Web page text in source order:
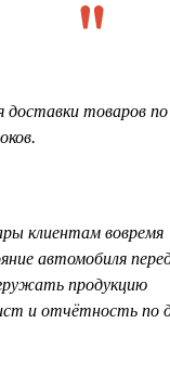
товаров по
клиентам вовремя
автомобиля
продукцию
и отчётность по